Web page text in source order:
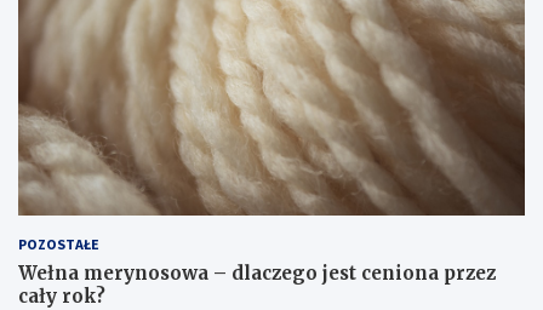
POZOSTAŁE
Wełna merynosowa – dlaczego jest ceniona przez
cały rok?